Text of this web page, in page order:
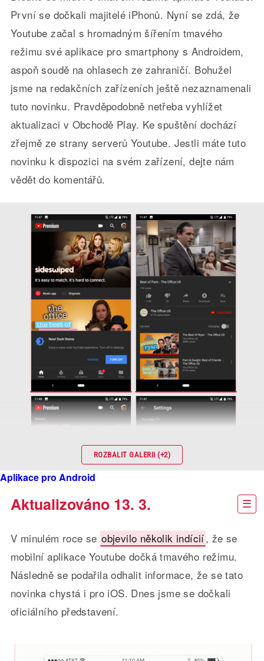
První se dočkali majitelé iPhonů. Nyní se zdá, že
Youtube začal s hromadným šířením tmavého
režimu své aplikace pro smartphony s Androidem,
aspoň soudě na ohlasech ze zahraničí. Bohužel
jsme na redakčních zařízeních ještě nezaznamenali
tuto novinku. Pravděpodobně netřeba vyhlížet
aktualizaci v Obchodě Play. Ke spuštění dochází
zřejmě ze strany serverů Youtube. Jestli máte tuto
novinku k dispozici na svém zařízení, dejte nám
vědět do komentářů.
ROZBALIT GALERII (+2)
Aplikace pro Android
Aktualizováno 13. 3.
V minulém roce se objevilo několik indícií, že se
mobilní aplikace Youtube dočká tmavého režimu.
Následně se podařila odhalit informace, že se tato
novinka chystá i pro iOS. Dnes jsme se dočkali
oficiálního představení.